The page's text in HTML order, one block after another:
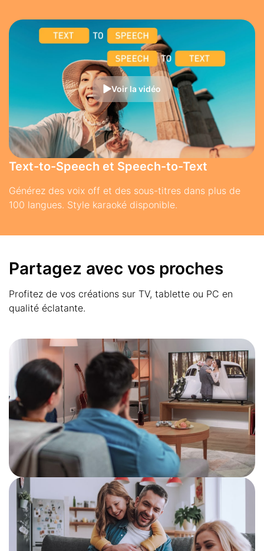
Voir la vidéo
Text-to-Speech et Speech-to-Text
Générez des voix off et des sous-titres dans plus de
100 langues. Style karaoké disponible.
Partagez avec vos proches
Profitez de vos créations sur TV, tablette ou PC en
qualité éclatante.